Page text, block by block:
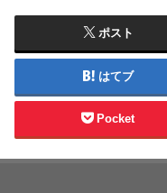
ポスト
はてブ
Pocket